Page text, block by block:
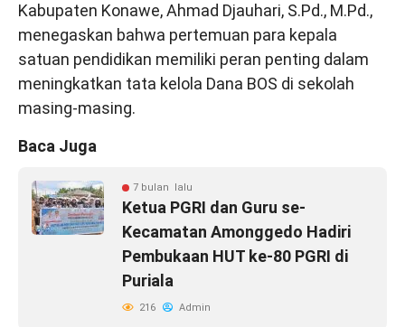
Kabupaten Konawe, Ahmad Djauhari, S.Pd., M.Pd.,
menegaskan bahwa pertemuan para kepala
satuan pendidikan memiliki peran penting dalam
meningkatkan tata kelola Dana BOS di sekolah
masing-masing.
Baca Juga
7 bulan lalu
Ketua PGRI dan Guru se-
Kecamatan Amonggedo Hadiri
Pembukaan HUT ke-80 PGRI di
Puriala
216 Admin